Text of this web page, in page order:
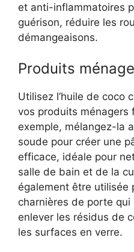
et anti-inflammatoires
guérison, réduire les
démangeaisons.
Produits
Utilisez l’huile de coco
vos produits ménagers
exemple, mélangez-la
soude pour créer une
efficace, idéale pour
salle de bain et de la
également être utilisée
charnières de porte
enlever les résidus de
les surfaces en verre.